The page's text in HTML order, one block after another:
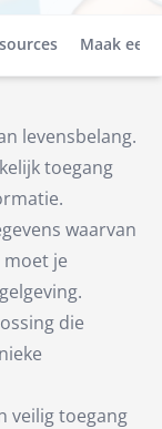
Maak een
levensbelang.
toegang
waarvan
moet je
die
veilig toegang